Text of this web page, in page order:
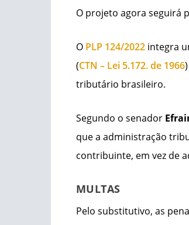
O projeto agora seguirá
O PLP 124/2022integra
(CTN – Lei 5.172. de 1966
tributário brasileiro.
Segundo o senador
que a administração
contribuinte, em vez de
MULTAS
Pelo substitutivo, as